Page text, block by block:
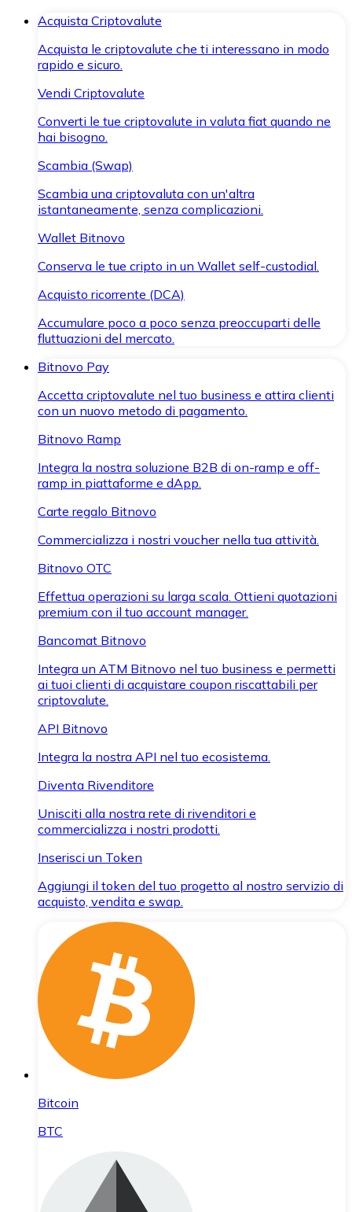
Acquista Criptovalute
Acquista le criptovalute che ti interessano in modo
rapido e sicuro.
Vendi Criptovalute
Converti le tue criptovalute in valuta fiat quando ne
hai bisogno.
Scambia (Swap)
Scambia una criptovaluta con un'altra
istantaneamente, senza complicazioni.
Wallet Bitnovo
Conserva le tue cripto in un Wallet self-custodial.
Acquisto ricorrente (DCA)
Accumulare poco a poco senza preoccuparti delle
fluttuazioni del mercato.
Bitnovo Pay
Accetta criptovalute nel tuo business e attira clienti
con un nuovo metodo di pagamento.
Bitnovo Ramp
Integra la nostra soluzione B2B di on-ramp e off-
ramp in piattaforme e dApp.
Carte regalo Bitnovo
Commercializza i nostri voucher nella tua attività.
Bitnovo OTC
Effettua operazioni su larga scala. Ottieni quotazioni
premium con il tuo account manager.
Bancomat Bitnovo
Integra un ATM Bitnovo nel tuo business e permetti
ai tuoi clienti di acquistare coupon riscattabili per
criptovalute.
API Bitnovo
Integra la nostra API nel tuo ecosistema.
Diventa Rivenditore
Unisciti alla nostra rete di rivenditori e
commercializza i nostri prodotti.
Inserisci un Token
Aggiungi il token del tuo progetto al nostro servizio di
acquisto, vendita e swap.
Bitcoin
BTC